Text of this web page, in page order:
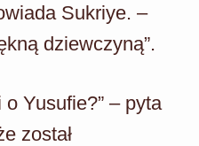
Sukriye. –
dziewczyną”.
Yusufie?” – pyta
został